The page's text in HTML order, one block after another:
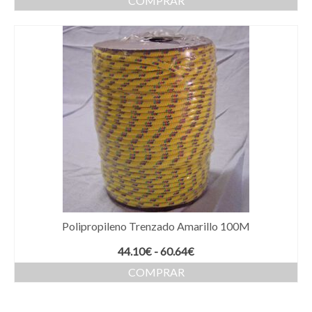
Polipropileno Trenzado Amarillo 100M
44.10€ -60.64€Rango
de
COMPRAR